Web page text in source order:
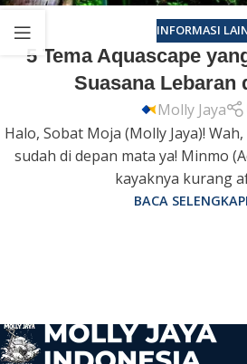
INFORMASI
5 Tema Aquascape
Suasana Lebaran
Molly Jaya
Halo, Sobat Moja (Molly Jaya)!
sudah di depan mata ya! Minmo
kayaknya kurang
BACA